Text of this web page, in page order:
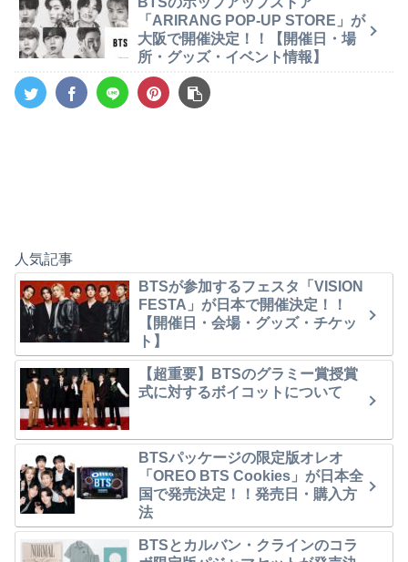
「ARIRANG POP-UP STORE」が
大阪で開催決定！！【開催日・場
所・グッズ・イベント情報】
人気記事
BTSが参加するフェスタ「VISION
FESTA」が日本で開催決定！！
【開催日・会場・グッズ・チケッ
ト】
【超重要】BTSのグラミー賞授賞
式に対するボイコットについて
BTSパッケージの限定版オレオ
「OREO BTS Cookies」が日本全
国で発売決定！！発売日・購入方
法
BTSとカルバン・クラインのコラ